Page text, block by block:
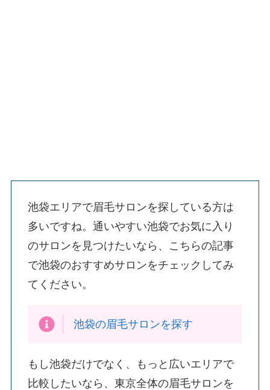
池袋エリアで眉毛サロンを探している方は
多いですね。通いやすい池袋でお気に入り
のサロンを見つけたいなら、こちらの記事
で池袋のおすすめサロンをチェックしてみ
てください。
池袋の眉毛サロンを探す
もし池袋だけでなく、もっと広いエリアで
比較したいなら、東京全体の眉毛サロンを